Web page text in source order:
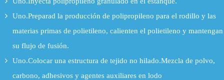
Uno.Preparad la producción de polipropileno para el rodillo y las
materias primas de polietileno, calienten el polietileno y mantengan
su flujo de fusión.
Uno.Colocar una estructura de tejido no hilado.Mezcla de polvo,
carbono, adhesivos y agentes auxiliares en lodo